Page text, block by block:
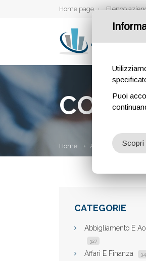
Home page Elenco
Home Aziende
CATEGORIE
Abbigliamento E
327
Affari E Finanza
Puoi
Scopri